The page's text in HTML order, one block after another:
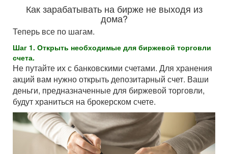
Как зарабатывать на бирже не выходя из
дома?
Теперь все по шагам.
Шаг 1. Открыть необходимые для биржевой торговли
счета.
Не путайте их с банковскими счетами. Для хранения
акций вам нужно открыть депозитарный счет. Ваши
деньги, предназначенные для биржевой торговли,
будут храниться на брокерском счете.